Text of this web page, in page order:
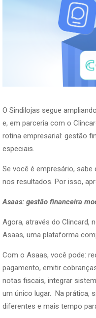
O Sindilojas segue
e, em parceria com o
rotina empresarial: gestão
especiais.
Se você é empresário,
nos resultados. Por isso,
Asaas: gestão financeira
Agora, através do Clincard,
Asaas, uma plataforma
Com o Asaas, você pode:
pagamento, emitir
notas fiscais, integrar
um único lugar. Na prática,
diferentes e mais tempo